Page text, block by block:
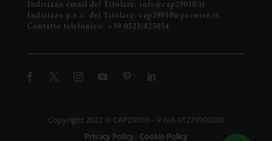
Indirizzo email del Titolare: info@cap29010.it
Indirizzo p.e.c. del Titolare: cap29010@pecwise.it
Contatto telefonico: +39 0523/825054
Copyright 2022 © CAP29010 – P.IVA 01273900330
Privacy Policy- Cookie Policy